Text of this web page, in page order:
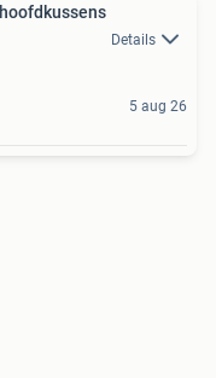
Details
5 aug 26